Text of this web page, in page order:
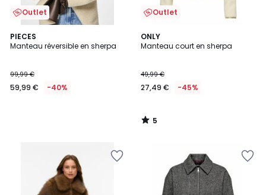
Outlet
PIECES
Manteau réversible en sherpa
99,99 €
59,99 € -40%
Outlet
ONLY
Manteau court en sherpa
49,99 €
27,49 € -45%
5
/
5
/